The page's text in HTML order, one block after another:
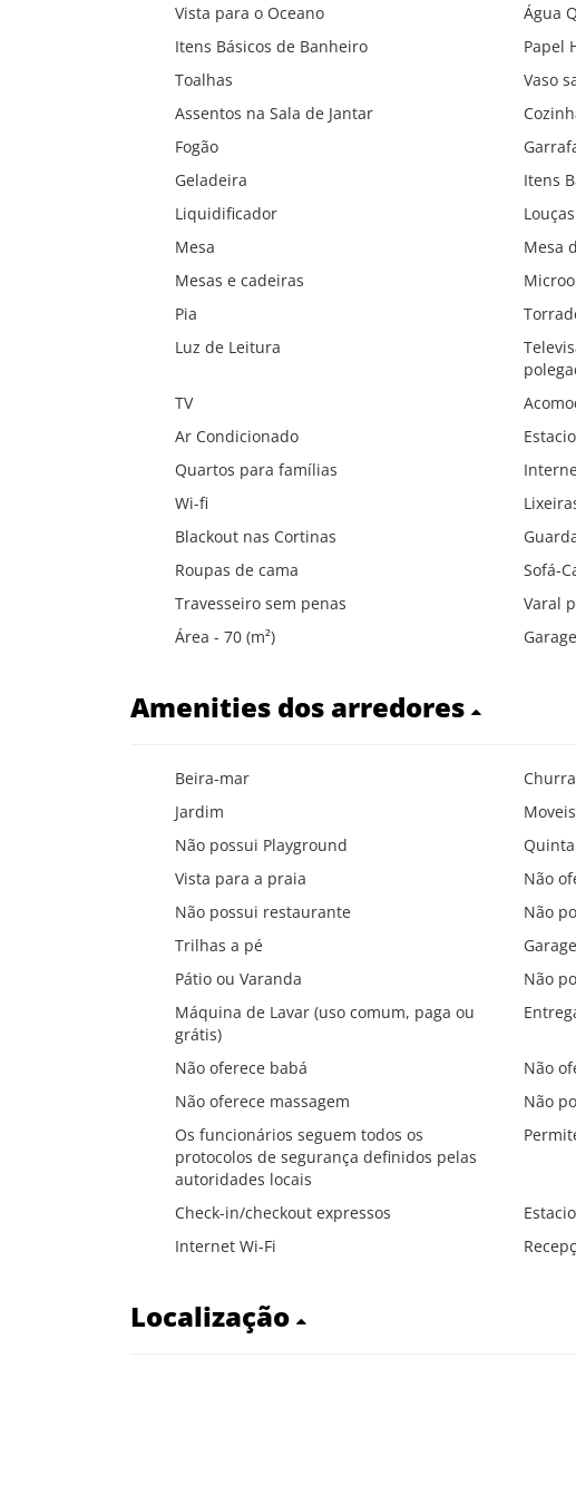
Vista para o Oceano
Água
Itens Básicos de Banheiro
Papel
Toalhas
Vaso
Assentos na Sala de Jantar
Fogão
Geladeira
Itens
Liquidificador
Mesa
Mesa
Mesas e cadeiras
Pia
Luz de Leitura
TV
Ar Condicionado
Quartos para famílias
Wi-fi
Blackout nas Cortinas
Roupas de cama
Sofá-
Travesseiro sem penas
Varal
Área - 70 (m²)
Amenities dos arredores
Beira-mar
Jardim
Não possui Playground
Vista para a praia
Não
Não possui restaurante
Não
Trilhas a pé
Pátio ou Varanda
Não
Máquina de Lavar (uso comum, paga ou
grátis)
Não oferece babá
Não
Não oferece massagem
Não
Os funcionários seguem todos os
protocolos de segurança definidos pelas
autoridades locais
Check-in/checkout expressos
Internet Wi-Fi
Localização